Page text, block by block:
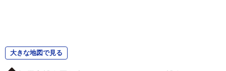
大きな地図で見る